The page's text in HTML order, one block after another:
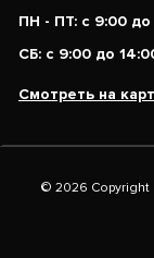
ПН - ПТ: с 9:00 до
СБ: с 9:00 до
Смотреть на
© 2026 Copyright